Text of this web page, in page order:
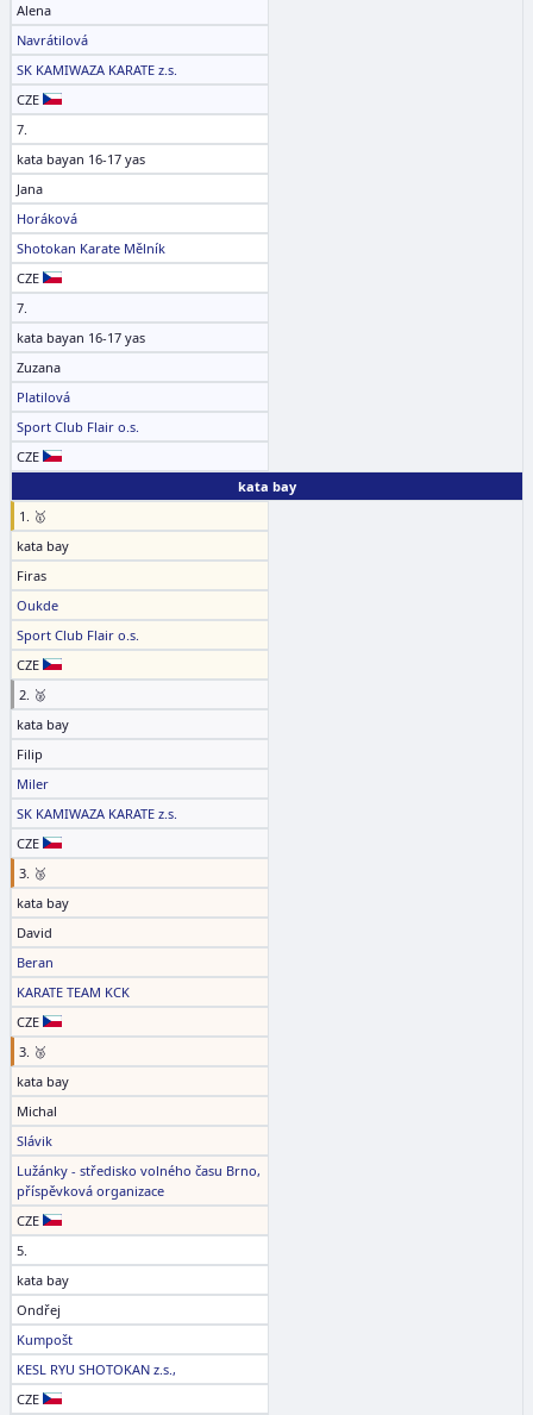
Alena
Navrátilová
SK KAMIWAZA KARATE z.s.
CZE
7.
kata bayan 16-17 yas
Jana
Horáková
Shotokan Karate Mělník
CZE
7.
kata bayan 16-17 yas
Zuzana
Platilová
Sport Club Flair o.s.
CZE
kata bay
1. 🥇
kata bay
Firas
Oukde
Sport Club Flair o.s.
CZE
2. 🥈
kata bay
Filip
Miler
SK KAMIWAZA KARATE z.s.
CZE
3. 🥉
kata bay
David
Beran
KARATE TEAM KCK
CZE
3. 🥉
kata bay
Michal
Slávik
Lužánky - středisko volného času Brno,
příspěvková organizace
CZE
5.
kata bay
Ondřej
Kumpošt
KESL RYU SHOTOKAN z.s.,
CZE